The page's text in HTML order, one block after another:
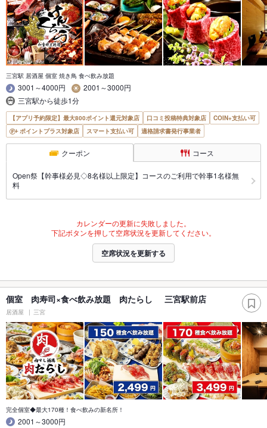
三宮駅 居酒屋 個室 焼き鳥 食べ飲み放題
3001～4000円
2001～3000円
三宮駅から徒歩1分
【アプリ予約限定】最大800ポイント還元対象店 口コミ投稿特典対象店
COIN+支払い可
ポイントプラス対象店
スマート支払い可 適格請求書発行事業者
クーポン コース
Open祭【幹事様必見◇8名様以上限定】コースのご利用で幹事1名様無
料
カレンダーの更新に失敗しました。
下記ボタンを押して空席状況を更新してください。
空席状況を更新する
個室 肉寿司×食べ飲み放題 肉たらし 三宮駅前店
居酒屋 三宮
完全個室◆最大170種！食べ飲みの新名所！
2001～3000円